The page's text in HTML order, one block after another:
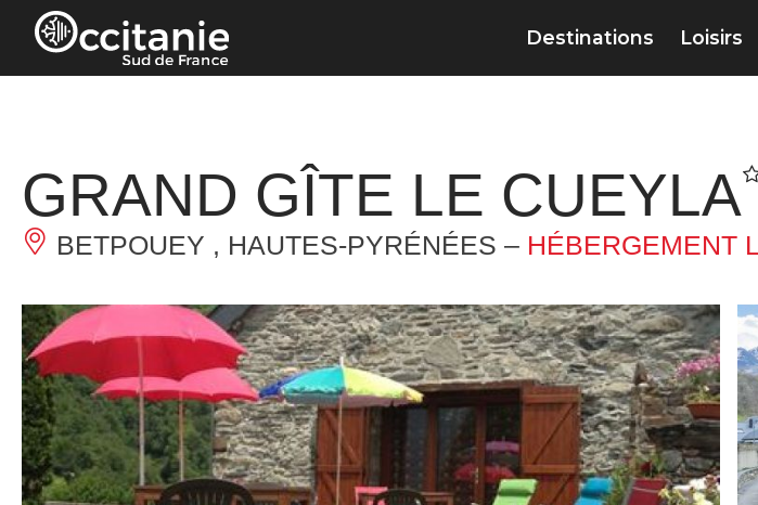
Panneau de gestion des cookies
Destinations Loisirs
GRAND GÎTE LE CUEYLA
BETPOUEY , HAUTES-PYRÉNÉES – HÉBERGEMENT